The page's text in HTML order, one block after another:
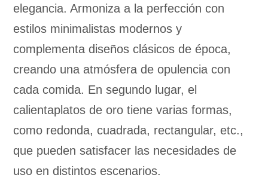
elegancia. Armoniza a la perfección con
estilos minimalistas modernos y
complementa diseños clásicos de época,
creando una atmósfera de opulencia con
cada comida. En segundo lugar, el
calientaplatos de oro tiene varias formas,
como redonda, cuadrada, rectangular, etc.,
que pueden satisfacer las necesidades de
uso en distintos escenarios.